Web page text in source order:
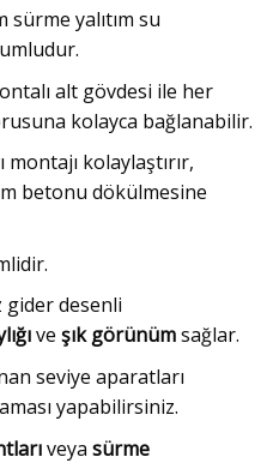
yalıtım su
alt gövdesi ile her
kolayca bağlanabilir.
kolaylaştırır,
betonu dökülmesine
gider desenli
ve şık görünümsağlar.
seviye aparatları
yapabilirsiniz.
veya sürme